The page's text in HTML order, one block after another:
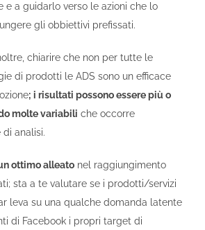
e a guidarlo verso le azioni che lo
gli obbiettivi prefissati.
chiarire che non per tutte le
di prodotti le ADS sono un efficace
; i risultati possono essere più o
molte variabili che occorre
analisi.
ottimo alleato nel raggiungimento
sta a te valutare se i prodotti/servizi
leva su una qualche domanda latente
di Facebook i propri target di